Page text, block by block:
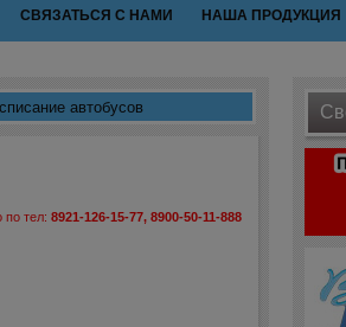
СВЯЗАТЬСЯ С НАМИ НАША ПРОДУКЦИЯ
автобусов
по тел: 8921-126-15-77, 8900-50-11-888